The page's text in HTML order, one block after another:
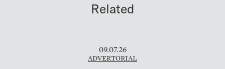
Related
09.07.26
ADVERTORIAL